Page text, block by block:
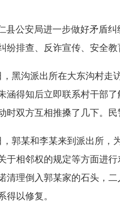
县公安局进一步做好矛盾
纷排查、反诈宣传、安全
，黑沟派出所在大东沟村走
涵得知后立即联系村干部
时双方互相推搡了几下。
，郭某和李某来到派出所，
于相邻权的规定等方面进
清理倒入郭某家的石头，
得以修复。